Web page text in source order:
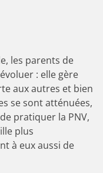
les parents de
: elle gère
aux autres et bien
se sont atténuées,
pratiquer la PNV,
plus
à eux aussi de